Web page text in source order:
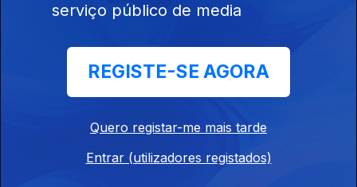
Ep. 4
serviço público de media
REGISTE-SE AGORA
Quero registar-me mais tarde
Entrar (utilizadores registados)